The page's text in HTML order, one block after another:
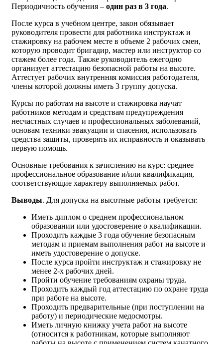
Периодичность обучения ­– один раз в 3 года.
После курса в учебном центре, закон обязывает
руководителя провести для работника инструктаж и
стажировку на рабочем месте в объеме 2 рабочих смен,
которую проводит бригадир, мастер или инструктор со
стажем более года. Также руководитель ежегодно
организует аттестацию безопасной работы на высоте.
Аттестует рабочих внутренняя комиссия работодателя,
члены которой должны иметь 3 группу допуска.
Курсы по работам на высоте и стажировка научат
работников методам и средствам предупреждения
несчастных случаев и профессиональных заболеваний,
основам техники эвакуации и спасения, использовать
средства защиты, проверять их исправность и оказывать
первую помощь.
Основные требования к зачислению на курс: среднее
профессиональное образование и/или квалификация,
соответствующие характеру выполняемых работ.
Выводы. Для допуска на высотные работы требуется:
Иметь диплом о среднем профессиональном
образовании или удостоверение о квалификации.
Проходить каждые 3 года обучение безопасным
методам и приемам выполнения работ на высоте и
иметь удостоверение о допуске.
После курса пройти инструктаж и стажировку не
менее 2-х рабочих дней.
Пройти обучение требованиям охраны труда.
Проходить каждый год аттестацию по охране труда
при работе на высоте.
Проходить предварительные (при поступлении на
работу) и периодические медосмотры.
Иметь личную книжку учета работ на высоте
(относится к работникам, которые выполняют